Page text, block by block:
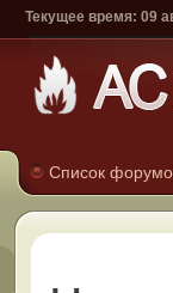
Текущее время: 09
Список